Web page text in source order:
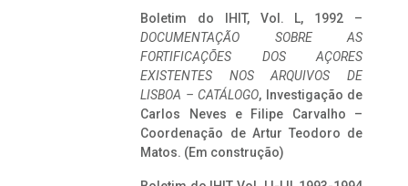
Boletim do IHIT, Vol. L, 1992 –
DOCUMENTAÇÃO SOBRE AS
FORTIFICAÇÕES DOS AÇORES
EXISTENTES NOS ARQUIVOS DE
LISBOA – CATÁLOGO, Investigação de
Carlos Neves e Filipe Carvalho –
Coordenação de Artur Teodoro de
Matos. (Em construção)